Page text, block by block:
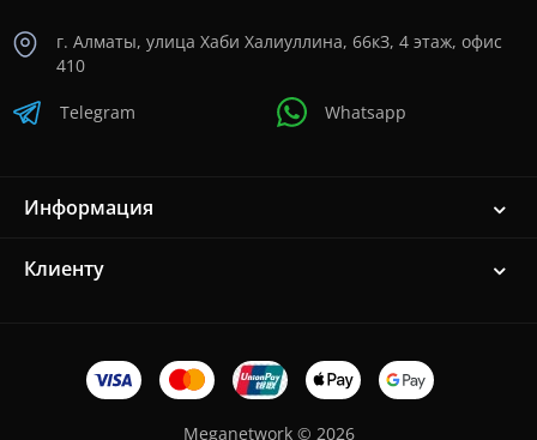
г. Алматы, улица Хаби Халиуллина, 66кЗ, 4 этаж, офис
410
Telegram Whatsapp
Информация
Клиенту
Meganetwork © 2026